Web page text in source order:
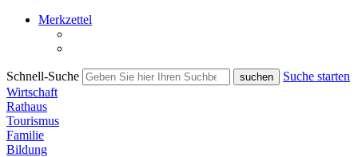
Merkzettel
Schnell-Suche
Suche starten
Wirtschaft
Rathaus
Tourismus
Familie
Bildung